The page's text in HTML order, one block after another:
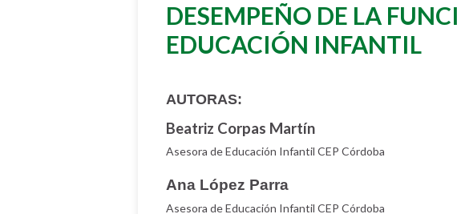
DESEMPEÑO DE LA
EDUCACIÓN INFANTIL
AUTORAS:
Beatriz Corpas Martín
Asesora de Educación Infantil CEP Córdoba
Ana López Parra
Asesora de Educación Infantil CEP Córdoba